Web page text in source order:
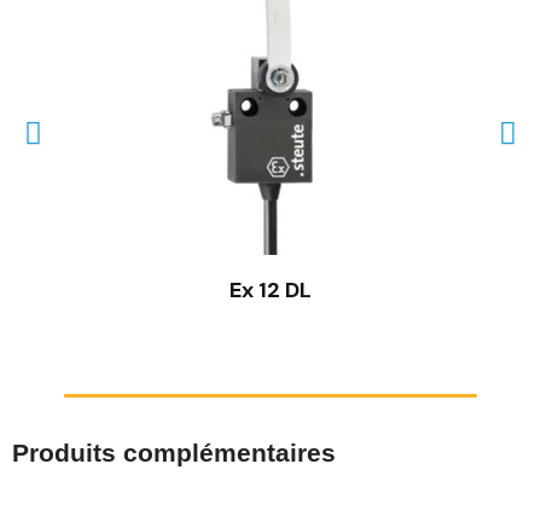
Ex 12 DL
Produits complémentaires